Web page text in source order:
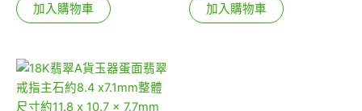
加入購物車 加入購物車